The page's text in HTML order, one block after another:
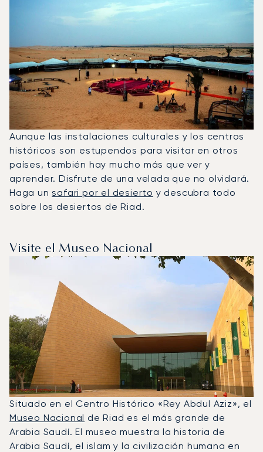
Aunque las instalaciones culturales y los centros
históricos son estupendos para visitar en otros
países, también hay mucho más que ver y
aprender. Disfrute de una velada que no olvidará.
Haga unsafari por el desierto y descubra todo
sobre los desiertos de Riad.
Visite el Museo Nacional
Situado en el Centro Histórico «Rey Abdul Aziz», el
Museo Nacional de Riad es el más grande de
Arabia Saudí. El museo muestra la historia de
Arabia Saudí, el islam y la civilización humana en